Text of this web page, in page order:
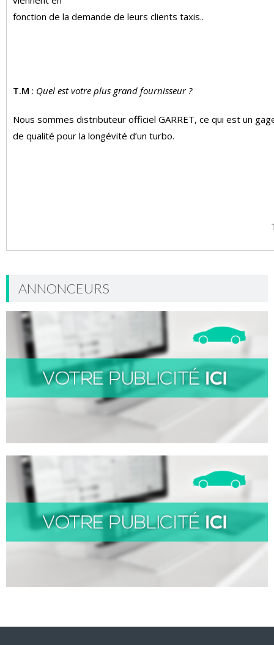
fonction de la demande de leurs clients taxis..
T.M : Quel est votre plus grand fournisseur ?
Nous sommes distributeur officiel GARRET, ce qui est un
de qualité pour la longévité d’un turbo.
ANNONCEURS